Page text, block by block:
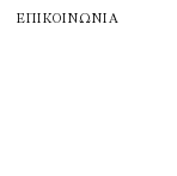
ΕΠΙΚΟΙΝΩΝΊΑ